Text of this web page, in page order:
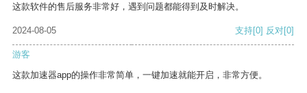
这款软件的售后服务非常好，遇到问题都能得到及时解决。
2024-08-05 支持[0] 反对[0]
游客
这款加速器app的操作非常简单，一键加速就能开启，非常方便。